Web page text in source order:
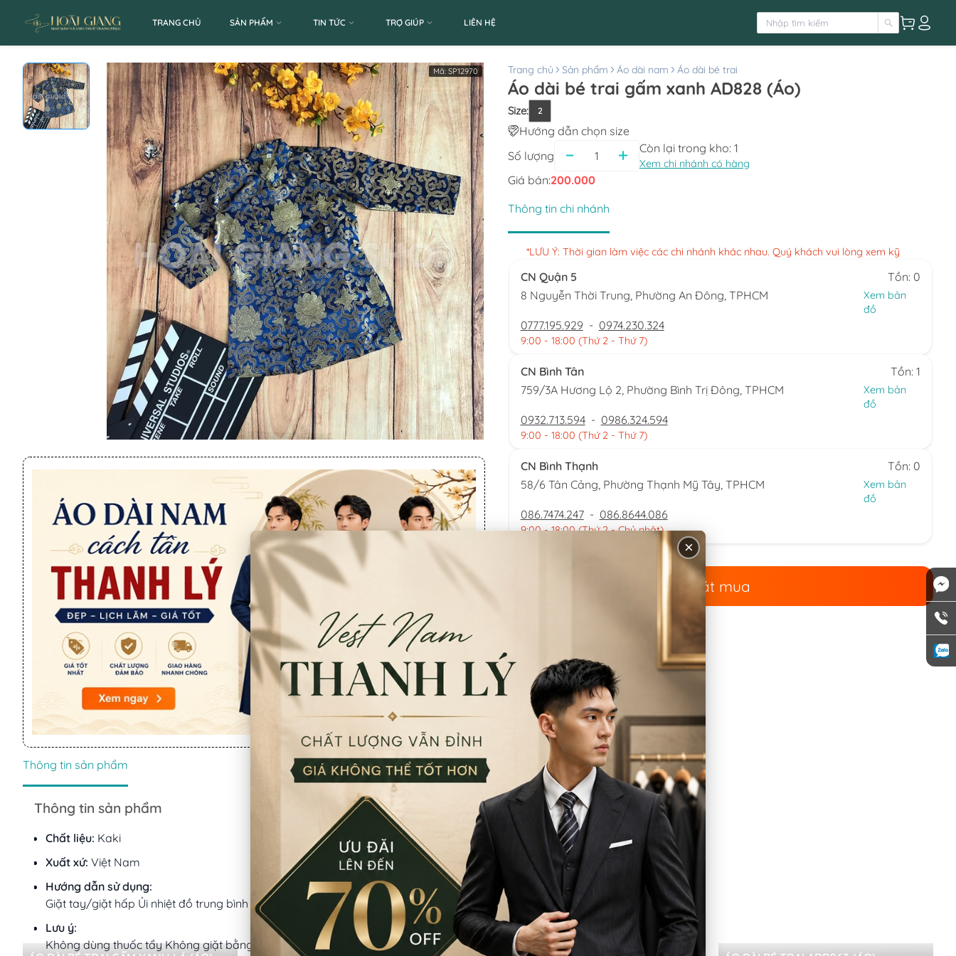
TRANG CHỦ SẢN PHẨM TIN TỨC TRỢ GIÚP LIÊN HỆ
Mã: SP12970
Thông tin sản phẩm
Thông tin sản phẩm
Chất liệu: Kaki
Xuất xứ: Việt Nam
Hướng dẫn sử dụng:
Giặt tay/giặt hấp Ủi nhiệt đồ trung bình
Lưu ý:
Không dùng thuốc tẩy Không giặt bằng nước sôi Không phơi ánh nắng trực tiếp
Trang chủ Sản phẩm Áo dài nam Áo dài bé trai
Áo dài bé trai gấm xanh AD828 (Áo)
Size: 2
Hướng dẫn chọn size
Số lượng
Còn lại trong kho: 1
Xem chi nhánh có hàng
Giá bán:200.000
Thông tin chi nhánh
*LƯU Ý: Thời gian làm việc các chi nhánh khác nhau. Quý khách vui lòng xem kỹ
CN Quận 5
Tồn: 0
8 Nguyễn Thời Trung, Phường An Đông, TPHCM
Xem bản
đồ
0777.195.929 - 0974.230.324
9:00 - 18:00 (Thứ 2 - Thứ 7)
CN Bình Tân
Tồn: 1
759/3A Hương Lộ 2, Phường Bình Trị Đông, TPHCM
Xem bản
đồ
0932.713.594 - 0986.324.594
9:00 - 18:00 (Thứ 2 - Thứ 7)
CN Bình Thạnh
Tồn: 0
58/6 Tân Cảng, Phường Thạnh Mỹ Tây, TPHCM
Xem bản
đồ
086.7474.247 - 086.8644.086
9:00 - 18:00 (Thứ 2 - Chủ nhật)
Đặt mua
×